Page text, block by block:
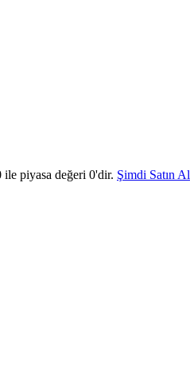
piyasa değeri 0'dir. Şimdi Satın Al